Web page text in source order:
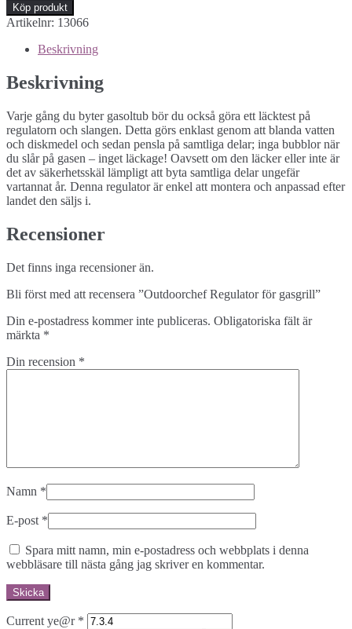
Köp produkt
Artikelnr: 13066
Beskrivning
Beskrivning
Varje gång du byter gasoltub bör du också göra ett läcktest på
regulatorn och slangen. Detta görs enklast genom att blanda vatten
och diskmedel och sedan pensla på samtliga delar; inga bubblor när
du slår på gasen – inget läckage! Oavsett om den läcker eller inte är
det av säkerhetsskäl lämpligt att byta samtliga delar ungefär
vartannat år. Denna regulator är enkel att montera och anpassad efter
landet den säljs i.
Recensioner
Det finns inga recensioner än.
Bli först med att recensera ”Outdoorchef Regulator för gasgrill”
Din e-postadress kommer inte publiceras. Obligatoriska fält är
märkta *
Din recension *
Namn *
E-post *
Spara mitt namn, min e-postadress och webbplats i denna
webbläsare till nästa gång jag skriver en kommentar.
Current ye@r *